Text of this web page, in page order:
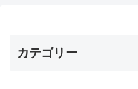
カテゴリー